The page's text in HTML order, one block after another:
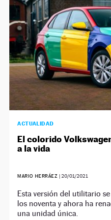
ACTUALIDAD
El colorido
a la vida
MARIO HERRÁEZ | 20/01/2021
Esta versión del utilitario
los noventa y ahora ha
una unidad única.